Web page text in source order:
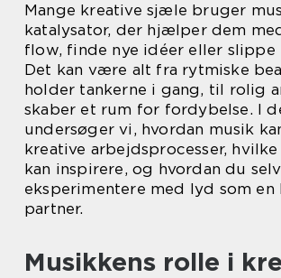
Mange kreative sjæle bruger
katalysator, der hjælper dem
flow, finde nye idéer eller slippe
Det kan være alt fra rytmiske
holder tankerne i gang, til rolig
skaber et rum for fordybelse. I
undersøger vi, hvordan musik
kreative arbejdsprocesser,
kan inspirere, og hvordan du
eksperimentere med lyd som en
partner.
Musikkens rolle i